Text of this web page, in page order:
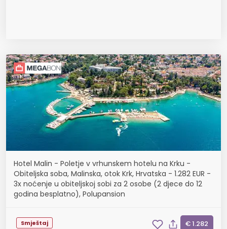
Hotel Malin - Poletje v vrhunskem hotelu na Krku -
Obiteljska soba, Malinska, otok Krk, Hrvatska - 1.282 EUR -
3x noćenje u obiteljskoj sobi za 2 osobe (2 djece do 12
godina besplatno), Polupansion
Smještaj € 1.282